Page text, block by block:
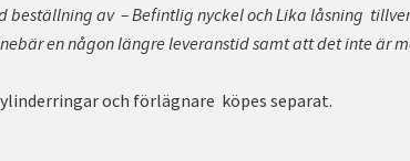
beställning av – Befintlig nyckel och Lika låsning
en någon längre leveranstid samt att det inte är
och förlägnare köpes separat.